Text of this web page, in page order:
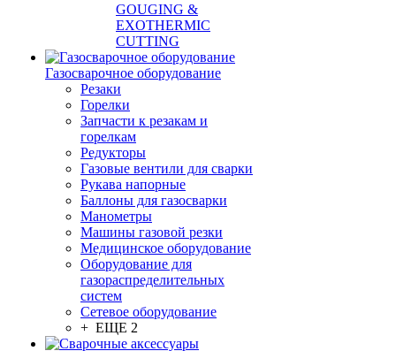
GOUGING &
EXOTHERMIC
CUTTING
Газосварочное оборудование
Резаки
Горелки
Запчасти к резакам и
горелкам
Редукторы
Газовые вентили для сварки
Рукава напорные
Баллоны для газосварки
Манометры
Машины газовой резки
Медицинское оборудование
Оборудование для
газораспределительных
систем
Сетевое оборудование
+ ЕЩЕ 2